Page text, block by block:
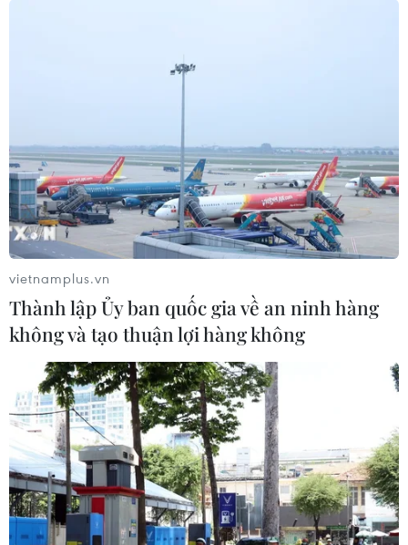
vietnamplus.vn
Thành lập Ủy ban quốc gia về an ninh hàng
không và tạo thuận lợi hàng không